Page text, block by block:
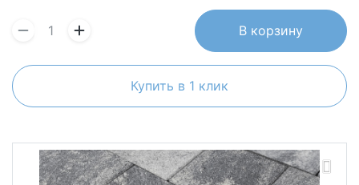
В корзину
Купить в 1 клик